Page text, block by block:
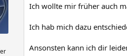
Ich wollte mir früher auch
Ich hab mich dazu
Ansonsten kann ich dir